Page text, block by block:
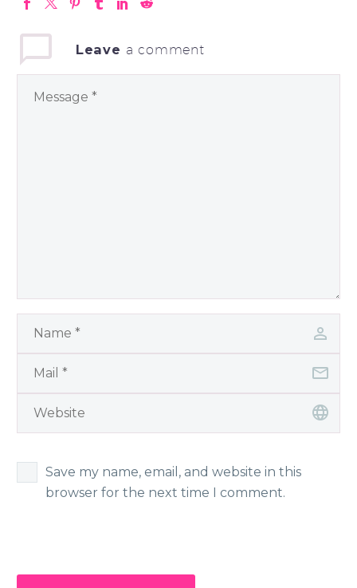
Leave a comment
Save my name, email, and website in this
browser for the next time I comment.